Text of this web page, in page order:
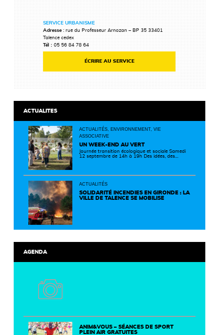
SERVICE URBANISME
Adresse : rue du Professeur Arnozan – BP 35 33401
Talence cedex
Tél :05 56 84 78 64
ÉCRIRE AU SERVICE
ACTUALITES
ACTUALITÉS, ENVIRONNEMENT, VIE
ASSOCIATIVE
UN WEEK-END AU VERT
Journée transition écologique et sociale Samedi
12 septembre de 14h à 19h Des idées, des
un territoire plus durable et solidaire.
ACTUALITÉS
SOLIDARITÉ INCENDIES EN GIRONDE : LA
VILLE DE TALENCE SE MOBILISE
AGENDA
ANIM&VOUS – SÉANCES DE SPORT
PLEIN AIR GRATUITES